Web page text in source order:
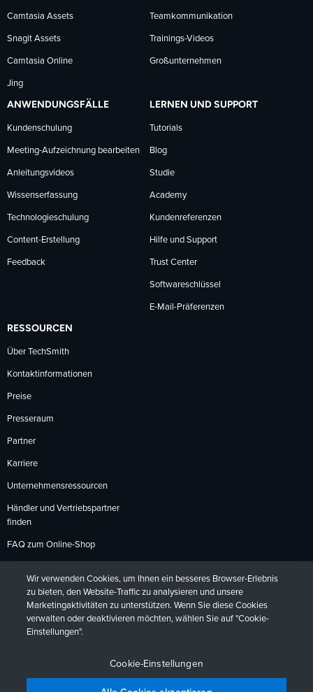
Camtasia Assets
Snagit Assets
Camtasia Online
Jing
Teamkommunikation
Trainings-Videos
Großunternehmen
ANWENDUNGSFÄLLE
Kundenschulung
Meeting-Aufzeichnung bearbeiten
Anleitungsvideos
Wissenserfassung
Technologieschulung
Content-Erstellung
Feedback
LERNEN UND SUPPORT
Tutorials
Blog
Studie
Academy
Kundenreferenzen
Hilfe und Support
Trust Center
Softwareschlüssel
E-Mail-Präferenzen
RESSOURCEN
Über TechSmith
Kontaktinformationen
Preise
Presseraum
Partner
Karriere
Unternehmensressourcen
Händler und Vertriebspartner
finden
FAQ zum Online-Shop
Rückgabebedingungen
DeutschFrançaisEspañol日本語
Wir verwenden Cookies, um Ihnen ein besseres Browser-Erlebnis
zu bieten, den Website-Traffic zu analysieren und unsere
Marketingaktivitäten zu unterstützen. Wenn Sie diese Cookies
verwalten oder deaktivieren möchten, wählen Sie auf "Cookie-
Einstellungen".
Cookie-Einstellungen